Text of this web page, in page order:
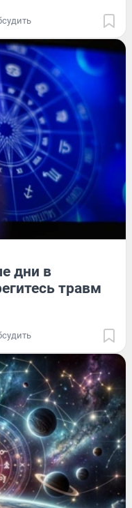
дни в
травм